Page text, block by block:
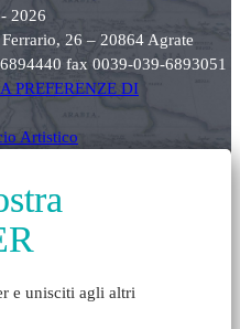
2026
26 – 20864 Agrate
fax 0039-039-6893051
PREFERENZE DI
Artistico
e unisciti agli altri